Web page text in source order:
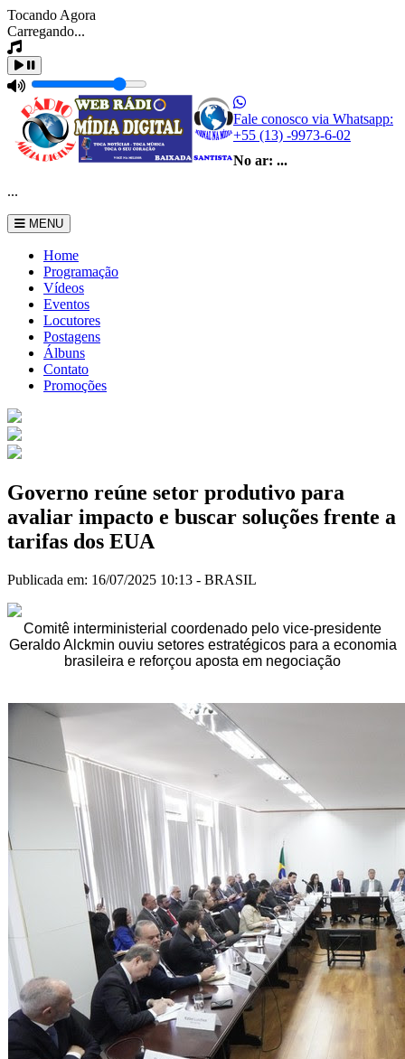
Tocando Agora
Carregando...
Fale conosco via Whatsapp:
+55 (13) -9973-6-02
No ar: ...
...
MENU
Home
Programação
Vídeos
Eventos
Locutores
Postagens
Álbuns
Contato
Promoções
Governo reúne setor produtivo para
avaliar impacto e buscar soluções frente a
tarifas dos EUA
Publicada em: 16/07/2025 10:13 - BRASIL
Comitê interministerial coordenado pelo vice-presidente
Geraldo Alckmin ouviu setores estratégicos para a economia
brasileira e reforçou aposta em negociação